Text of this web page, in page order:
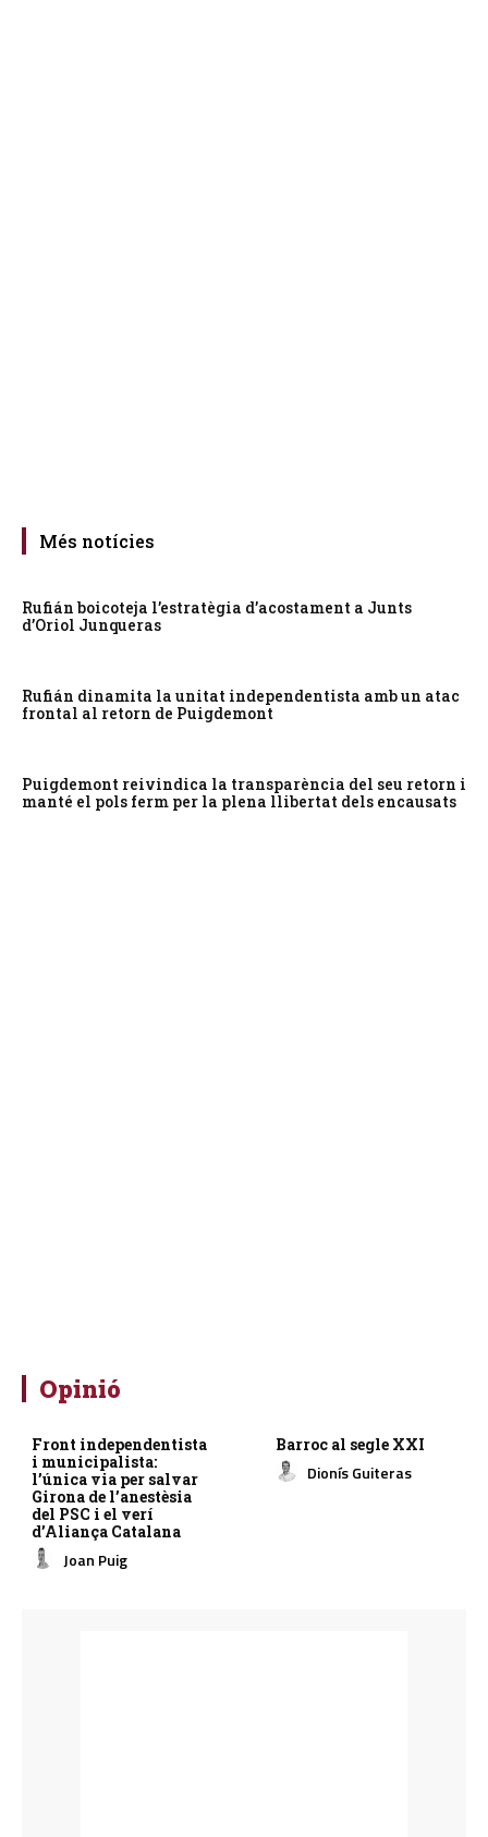
Més notícies
Rufián boicoteja l’estratègia d’acostament a Junts
d’Oriol Junqueras
Rufián dinamita la unitat independentista amb un atac
frontal al retorn de Puigdemont
Puigdemont reivindica la transparència del seu retorn i
manté el pols ferm per la plena llibertat dels encausats
Opinió
Front independentista
i municipalista:
l’única via per salvar
Girona de l’anestèsia
del PSC i el verí
d’Aliança Catalana
Joan Puig
Barroc al segle XXI
Dionís Guiteras